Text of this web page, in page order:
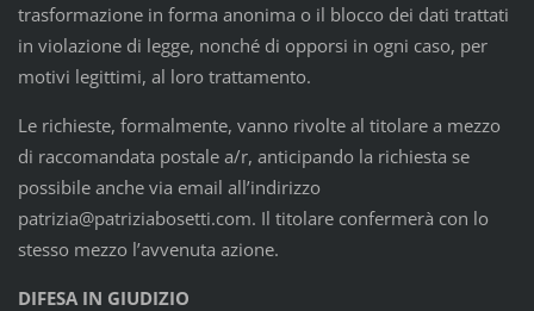
trasformazione in forma anonima o il blocco dei dati trattati
in violazione di legge, nonché di opporsi in ogni caso, per
motivi legittimi, al loro trattamento.
Le richieste, formalmente, vanno rivolte al titolare a mezzo
di raccomandata postale a/r, anticipando la richiesta se
possibile anche via email all’indirizzo
patrizia@patriziabosetti.com. Il titolare confermerà con lo
stesso mezzo l’avvenuta azione.
DIFESA IN GIUDIZIO